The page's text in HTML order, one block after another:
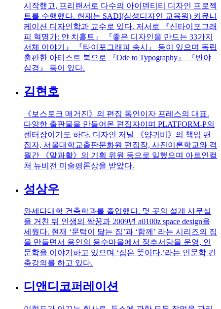
시작했고, 프리랜서로 다수의 아이덴티티 디자인 프로젝
트를 수행했다. 현재는 SADI(삼성디자인 교육원) 커뮤니
케이션 디자인학과 교수로 있다. 저서로 『신타이포그래
피 혁명가: 얀 치홀트』 『좋은 디자인을 만드는 33가지
서체 이야기』 『타이포그래피 송시』 등이 있으며 독립
출판한 아티스트 북으로 『Ode to Typography』 『반야
심경』 등이 있다.
김현호
《보스토크 매거진》의 편집 동인이자 프레스의 대표.
다양한 출판물을 만들어온 편집자이며 PLATFORM-P의
센터장이기도 하다. 디자인 저널 《양귀비》의 책임 편
집자, 서울대학교출판문화원 편집장, 사진이론학교와 격
월간 《말과활》의 기획 위원 등으로 일했으며 아트인컬
처 뉴비전 미술평론상을 받았다.
성상우
와세다대학 건축학과를 졸업했다. 몇 곳의 설계 사무실
을 거친 뒤 인생의 짝꿍과 2009년 a0100z space design을
세웠다. 현재 ‘문턱이 닳는 집’과 ‘함께’ 라는 시리즈의 집
을 만들면서 용인의 용수마을에서 정추서당을 운영, 인
문학을 이야기하고 있으며 ‘집은 뜻이다.’라는 인문학 건
축강의를 하고 있다.
디앤디코퍼레이션